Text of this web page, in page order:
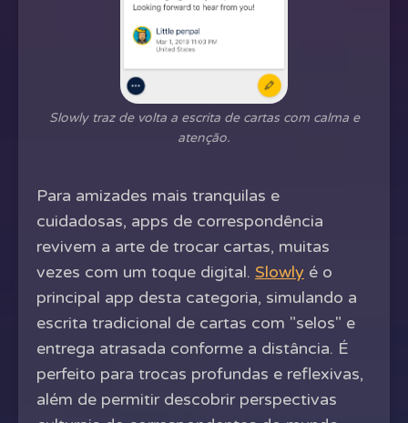
Slowly traz de volta a escrita de cartas com calma e
atenção.
Para amizades mais tranquilas e
cuidadosas, apps de correspondência
revivem a arte de trocar cartas, muitas
vezes com um toque digital. Slowly é o
principal app desta categoria, simulando a
escrita tradicional de cartas com "selos" e
entrega atrasada conforme a distância. É
perfeito para trocas profundas e reflexivas,
além de permitir descobrir perspectivas